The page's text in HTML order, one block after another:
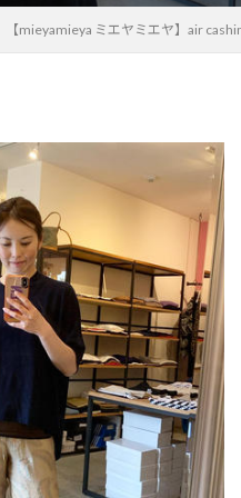
【mieyamieya ミエヤミエヤ】air